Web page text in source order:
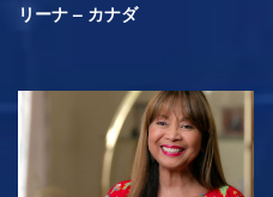
リーナ – カナダ